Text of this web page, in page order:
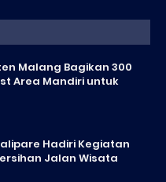
Malang Bagikan 300
Area Mandiri untuk
Hadiri Kegiatan
Jalan Wisata